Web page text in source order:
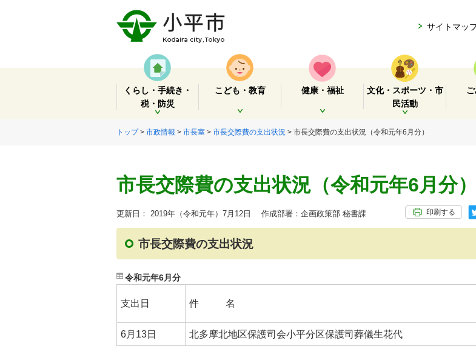
サイトマッ
くらし・手続き・
税・防災
開く
こども・教育
開く
健康・福祉
開く
文化・スポーツ・市
民活動
開く
トップ> 市政情報 > 市長室 > 市長交際費の支出状況 > 市長交際費の支出状況（令和元年6月分）
市長交際費の支出状況（令和元年6月分）
更新日： 2019年（令和元年）7月12日 作成部署：企画政策部 秘書課 印刷する
市長交際費の支出状況
令和元年6月分
支出日 件 名
6月13日 北多摩北地区保護司会小平分区保護司葬儀生花代